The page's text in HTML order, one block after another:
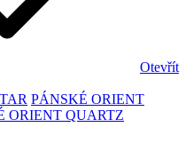
Otevřít
PÁNSKÉ ORIENT
ORIENT QUARTZ